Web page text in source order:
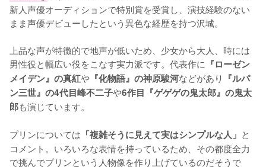
新人声優オーディションで特別賞を受賞し、演技経験のない
まま声優デビューしたという異色な経歴を持つ沢城。
上品な声が特徴的で地声が低いため、少女から大人、時には
男性役と幅広い役をこなす実力派です。代表作に 『ローゼン
メイデン』の真紅や 『化物語』の神原駿河などがあり 『ルパ
ン三世』の4代目峰不二子や6作目『ゲゲゲの鬼太郎』の鬼太
郎も演じています。
プリンについては 「複雑そうに見えて実はシンプルな人」 と
コメント。いろいろな表情を持っているため、その都度全力
で挑んでプリンという人物像を作り上げているのだそうで